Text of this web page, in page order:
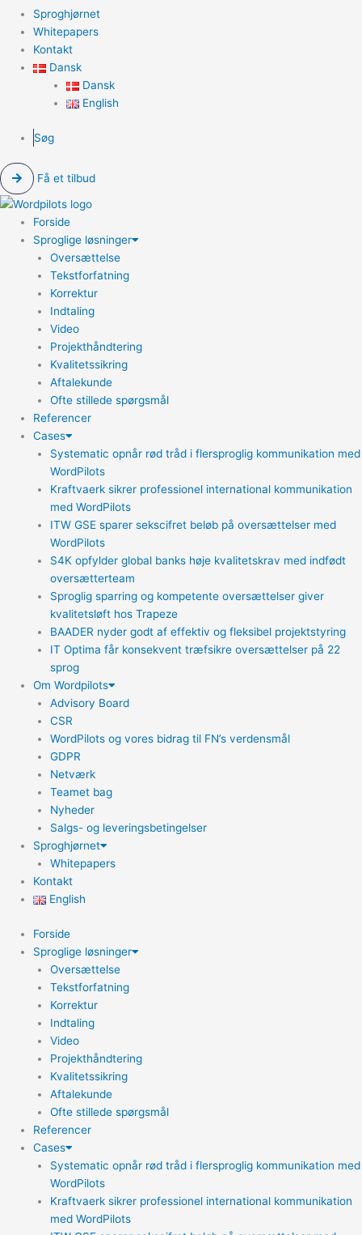
Sproghjørnet
Whitepapers
Kontakt
Dansk
Dansk
English
Søg
Få et tilbud
Forside
Sproglige løsninger
Oversættelse
Tekstforfatning
Korrektur
Indtaling
Video
Projekthåndtering
Kvalitetssikring
Aftalekunde
Ofte stillede spørgsmål
Referencer
Cases
Systematic opnår rød tråd i flersproglig kommunikation med
WordPilots
Kraftvaerk sikrer professionel international kommunikation
med WordPilots
ITW GSE sparer sekscifret beløb på oversættelser med
WordPilots
S4K opfylder global banks høje kvalitetskrav med indfødt
oversætterteam
Sproglig sparring og kompetente oversættelser giver
kvalitetsløft hos Trapeze
BAADER nyder godt af effektiv og fleksibel projektstyring
IT Optima får konsekvent træfsikre oversættelser på 22
sprog
Om Wordpilots
Advisory Board
CSR
WordPilots og vores bidrag til FN’s verdensmål
GDPR
Netværk
Teamet bag
Nyheder
Salgs- og leveringsbetingelser
Sproghjørnet
Whitepapers
Kontakt
English
Forside
Sproglige løsninger
Oversættelse
Tekstforfatning
Korrektur
Indtaling
Video
Projekthåndtering
Kvalitetssikring
Aftalekunde
Ofte stillede spørgsmål
Referencer
Cases
Systematic opnår rød tråd i flersproglig kommunikation med
WordPilots
Kraftvaerk sikrer professionel international kommunikation
med WordPilots